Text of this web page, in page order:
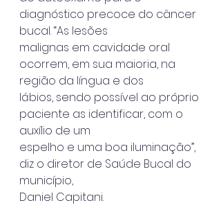
diagnóstico precoce do câncer
bucal. “As lesões
malignas em cavidade oral
ocorrem, em sua maioria, na
região da língua e dos
lábios, sendo possível ao próprio
paciente as identificar, com o
auxílio de um
espelho e uma boa iluminação”,
diz o diretor de Saúde Bucal do
município,
Daniel Capitani.